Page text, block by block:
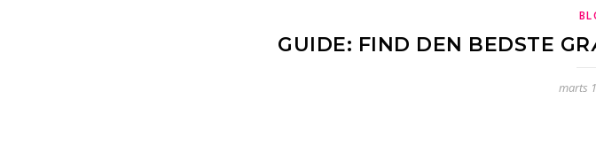
GUIDE: FIND DEN BEDSTE
marts